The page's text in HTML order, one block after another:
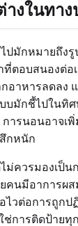
งในทา
ปมักหมายถึง
ตอบสนองต่อ
อาหารลดลง
บมักชี้ไปในทิ
ารนอนอาจเ
กหนัก
ควรมองเป็น
คนมีอาการผ
ไวต่อการถูกป
ช่การติดป้ายทุ